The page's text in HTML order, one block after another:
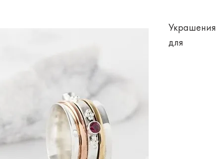
Украшения
для